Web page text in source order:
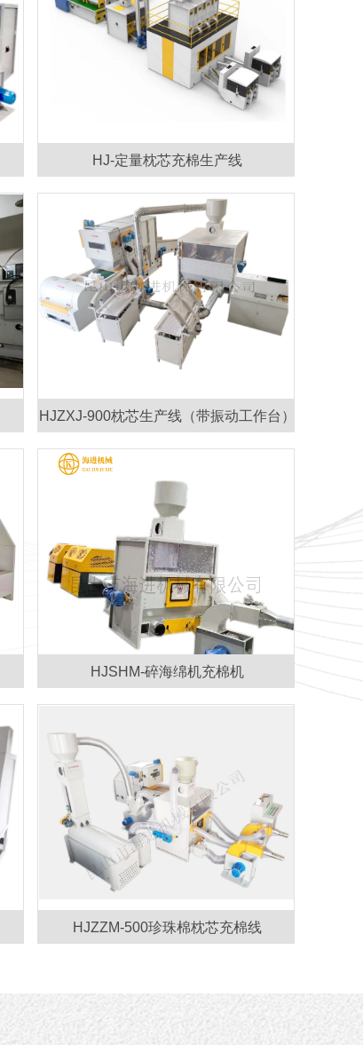
HJ-定量枕芯充棉生产线
HJZXJ-900枕芯生产线（带振动工作台）
HJSHM-碎海绵机充棉机
HJZZM-500珍珠棉枕芯充棉线